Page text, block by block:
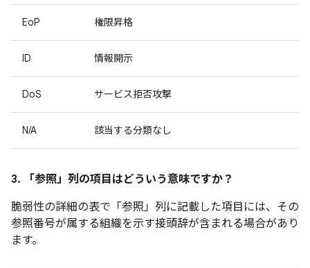
EoP 権限昇格
ID 情報開示
DoS サービス拒否攻撃
N/A 該当する分類なし
3. 「参照」 列の項目はどういう意味ですか？
脆弱性の詳細の表で「参照」列に記載した項目には、その
参照番号が属する組織を示す接頭辞が含まれる場合があり
ます。